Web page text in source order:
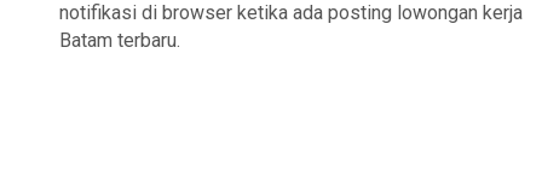
notifikasi di browser ketika ada posting lowongan kerja
Batam terbaru.